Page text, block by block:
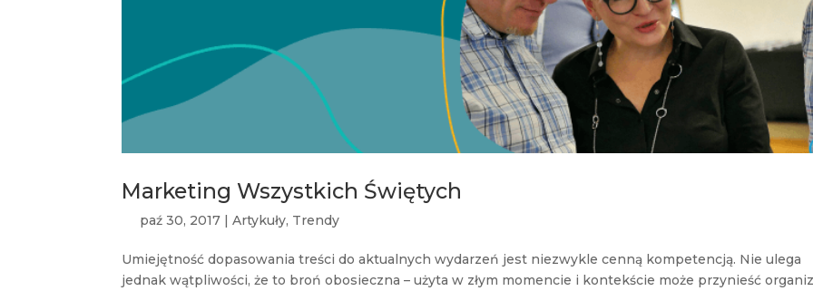
Marketing Wszystkich Świętych
paź 30, 2017 |Artykuły, Trendy
Umiejętność dopasowania treści do aktualnych wydarzeń jest niezwykle cenną kompetencją. Nie ulega
jednak wątpliwości, że to broń obosieczna – użyta w złym momencie i kontekście może przynieść